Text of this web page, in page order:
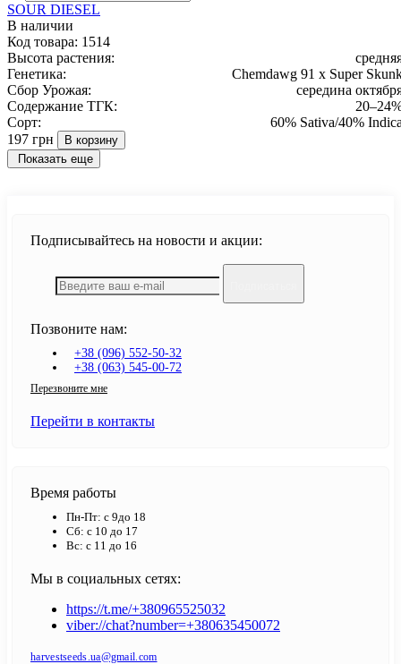
SOUR DIESEL
В наличии
Код товара: 1514
Высота растения:
Генетика:
Chemdawg 91 x Super
Сбор Урожая:
середина
Содержание ТГК:
Сорт:
60% Sativa/40%
197 грн
В корзину
Показать еще
Подписывайтесь на новости и акции:
Позвоните нам:
+38 (096) 552-50-32
+38 (063) 545-00-72
Перезвоните мне
Перейти в контакты
Время работы
Пн-Пт: с 9до 18
Сб: с 10 до 17
Вс: с 11 до 16
Мы в социальных сетях:
https://t.me/+380965525032
viber://chat?number=+380635450072
harvestseeds.ua@gmail.com